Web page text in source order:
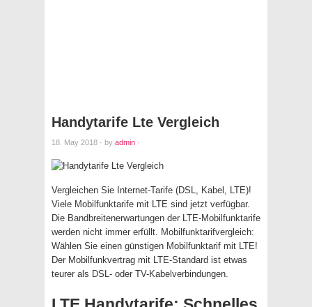
Handytarife Lte Vergleich
18. May 2018 · by admin ·
Vergleichen Sie Internet-Tarife (DSL, Kabel, LTE)!
Viele Mobilfunktarife mit LTE sind jetzt verfügbar.
Die Bandbreitenerwartungen der LTE-Mobilfunktarife
werden nicht immer erfüllt. Mobilfunktarifvergleich:
Wählen Sie einen günstigen Mobilfunktarif mit LTE!
Der Mobilfunkvertrag mit LTE-Standard ist etwas
teurer als DSL- oder TV-Kabelverbindungen.